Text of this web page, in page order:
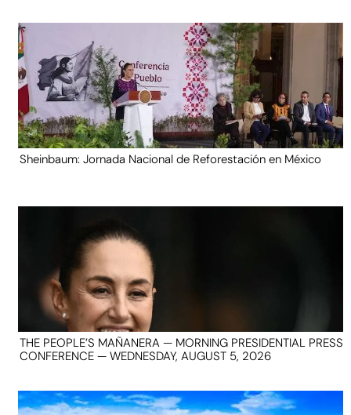
Sheinbaum: Jornada Nacional de Reforestación en México
THE PEOPLE’S MAÑANERA — MORNING PRESIDENTIAL PRESS
CONFERENCE — WEDNESDAY, AUGUST 5, 2026